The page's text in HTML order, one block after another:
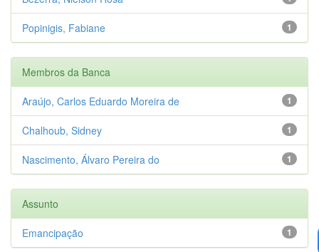
1
Popinigis, Fabiane
Membros da Banca
1
Araújo, Carlos Eduardo Moreira de
1
Chalhoub, Sidney
1
Nascimento, Álvaro Pereira do
Assunto
1
Emancipação